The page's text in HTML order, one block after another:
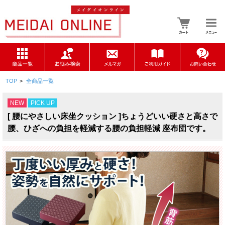
TOP > 全商品一覧
NEW PICK UP
[ 腰にやさしい床坐クッション ]ちょうどいい硬さと高さで
腰、ひざへの負担を軽減する腰の負担軽減 座布団です。